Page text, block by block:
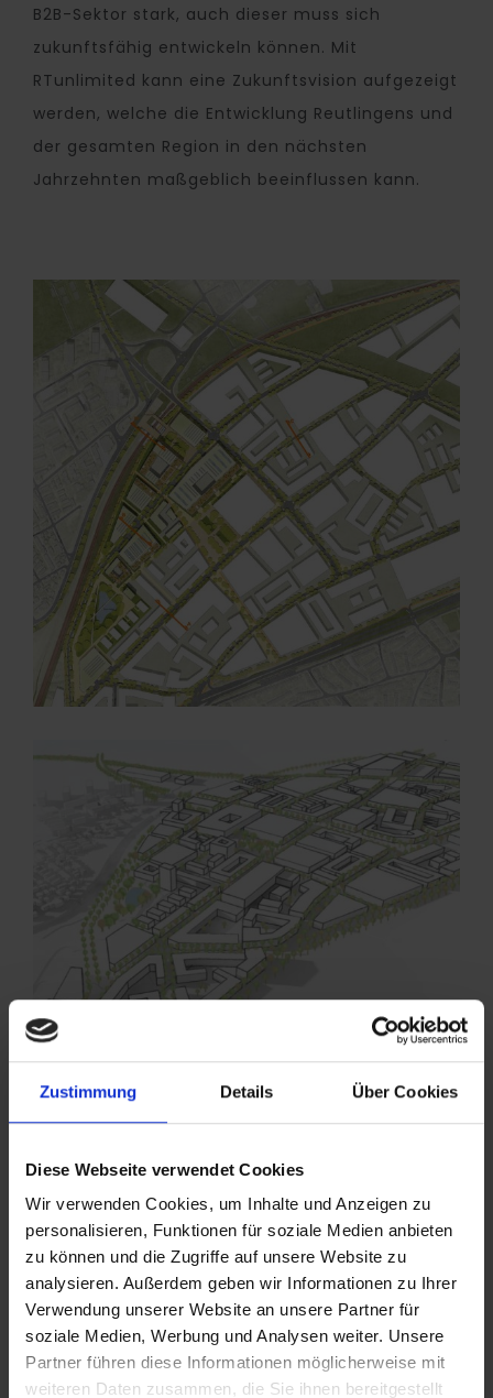
Zustimmung Details Über Cookies
Diese Webseite verwendet Cookies
Wir verwenden Cookies, um Inhalte und Anzeigen zu
personalisieren, Funktionen für soziale Medien anbieten
zu können und die Zugriffe auf unsere Website zu
analysieren. Außerdem geben wir Informationen zu Ihrer
Verwendung unserer Website an unsere Partner für
soziale Medien, Werbung und Analysen weiter. Unsere
Partner führen diese Informationen möglicherweise mit
weiteren Daten zusammen, die Sie ihnen bereitgestellt
B2B-Sektor stark, auch dieser muss sich
zukunftsfähig entwickeln können. Mit
RTunlimited kann eine Zukunftsvision aufgezeigt
werden, welche die Entwicklung Reutlingens und
der gesamten Region in den nächsten
Jahrzehnten maßgeblich beeinflussen kann.
Die Lage